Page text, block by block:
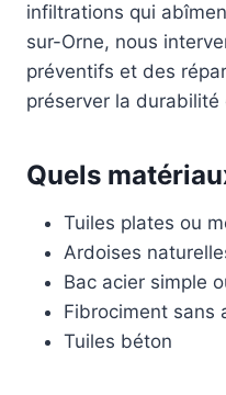
infiltrations qui
sur-Orne, nous
préventifs et des
préserver la
Quels
Tuiles plates ou
Ardoises
Bac acier simple
Fibrociment sans
Tuiles béton